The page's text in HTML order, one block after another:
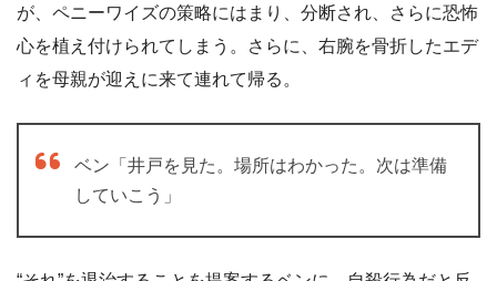
が、ペニーワイズの策略にはまり、分断され、さらに恐怖
心を植え付けられてしまう。さらに、右腕を骨折したエデ
ィを母親が迎えに来て連れて帰る。
ベン「井戸を見た。場所はわかった。次は準備
していこう」